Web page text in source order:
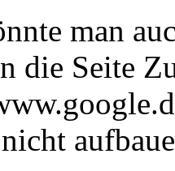
man
die Seite